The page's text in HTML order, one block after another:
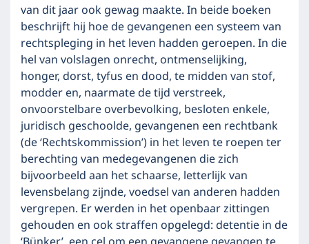
van dit jaar ook gewag maakte. In beide boeken
beschrijft hij hoe de gevangenen een systeem van
rechtspleging in het leven hadden geroepen. In die
hel van volslagen onrecht, ontmenselijking,
honger, dorst, tyfus en dood, te midden van stof,
modder en, naarmate de tijd verstreek,
onvoorstelbare overbevolking, besloten enkele,
juridisch geschoolde, gevangenen een rechtbank
(de ‘Rechtskommission’) in het leven te roepen ter
berechting van medegevangenen die zich
bijvoorbeeld aan het schaarse, letterlijk van
levensbelang zijnde, voedsel van anderen hadden
vergrepen. Er werden in het openbaar zittingen
gehouden en ook straffen opgelegd: detentie in de